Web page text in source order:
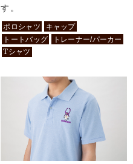
す。
ポロシャツ
キャップ
トートバッグ
トレーナー/パーカー
Tシャツ